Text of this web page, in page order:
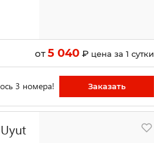
от5 040₽ цена за 1 сутки
3 номера! Заказать